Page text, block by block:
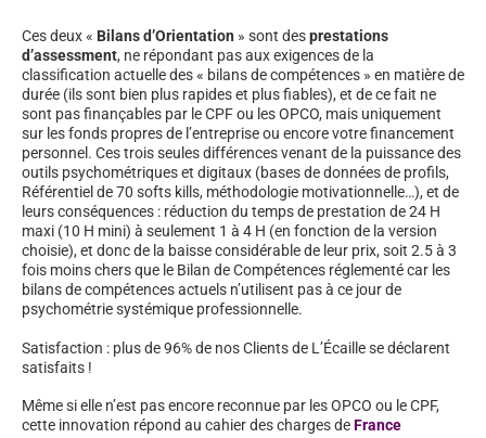
Ces deux « Bilans d’Orientation » sont desprestations
d’assessment, ne répondant pas aux exigences de la
classification actuelle des « bilans de compétences » en matière de
durée (ils sont bien plus rapides et plus fiables), et de ce fait ne
sont pas finançables par le CPF ou les OPCO, mais uniquement
sur les fonds propres de l’entreprise ou encore votre financement
personnel. Ces trois seules différences venant de la puissance des
outils psychométriques et digitaux (bases de données de profils,
Référentiel de 70 softs kills, méthodologie motivationnelle…), et de
leurs conséquences : réduction du temps de prestation de 24 H
maxi (10 H mini) à seulement 1 à 4 H (en fonction de la version
choisie), et donc de la baisse considérable de leur prix, soit 2.5 à 3
fois moins chers que le Bilan de Compétences réglementé car les
bilans de compétences actuels n’utilisent pas à ce jour de
psychométrie systémique professionnelle.
Satisfaction : plus de 96% de nos Clients de L’Écaille se déclarent
satisfaits !
Même si elle n’est pas encore reconnue par les OPCO ou le CPF,
cette innovation répond au cahier des charges deFrance